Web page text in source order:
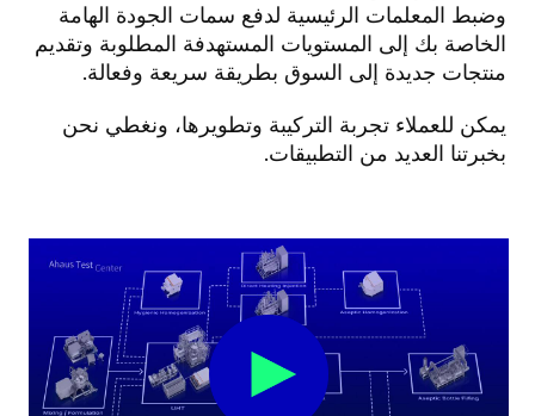
وضبط المعلمات الرئيسية لدفع سمات الجودة الهامة
الخاصة بك إلى المستويات المستهدفة المطلوبة وتقديم
منتجات جديدة إلى السوق بطريقة سريعة وفعالة.
يمكن للعملاء تجربة التركيبة وتطويرها، ونغطي نحن
بخبرتنا العديد من التطبيقات.